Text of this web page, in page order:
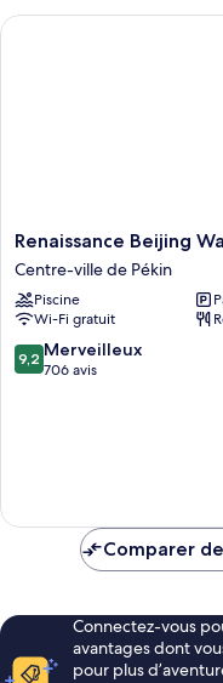
Appartement
Renaissance
Beijing
Wangfujing
Hotel
Centre-
ville
de
Renaissance Beijing
Centre-ville de Pékin
Piscine
Wi-Fi gratuit
9.2
sur
9,2 Merveilleux
706 avis
Renaissance Beijing
Comparer
Connectez-vous
avantages dont
pour plus